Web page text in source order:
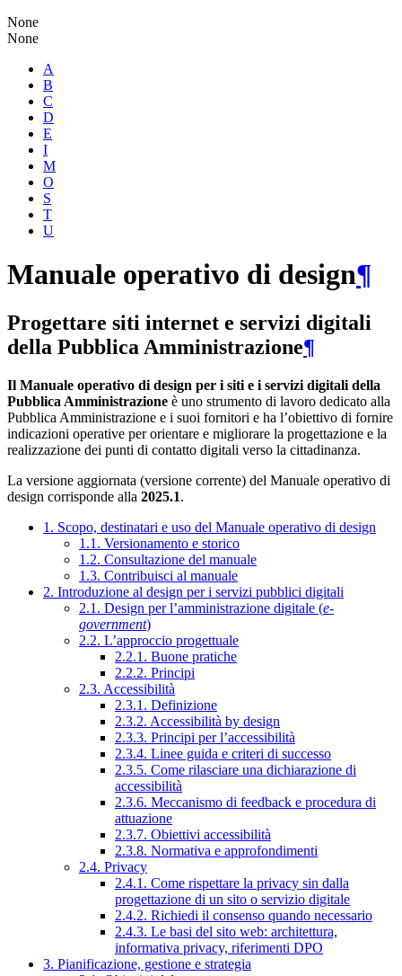
None
None
A
B
C
D
E
I
M
O
S
T
U
Manuale operativo di design¶
Progettare siti internet e servizi digitali
della Pubblica Amministrazione¶
Il Manuale operativo di design per i siti e i servizi digitali della
Pubblica Amministrazione è uno strumento di lavoro dedicato alla
Pubblica Amministrazione e i suoi fornitori e ha l’obiettivo di fornire
indicazioni operative per orientare e migliorare la progettazione e la
realizzazione dei punti di contatto digitali verso la cittadinanza.
La versione aggiornata (versione corrente) del Manuale operativo di
design corrisponde alla 2025.1.
1. Scopo, destinatari e uso del Manuale operativo di design
1.1. Versionamento e storico
1.2. Consultazione del manuale
1.3. Contribuisci al manuale
2. Introduzione al design per i servizi pubblici digitali
2.1. Design per l’amministrazione digitale (e-
government)
2.2. L’approccio progettuale
2.2.1. Buone pratiche
2.2.2. Principi
2.3. Accessibilità
2.3.1. Definizione
2.3.2. Accessibilità by design
2.3.3. Principi per l’accessibilità
2.3.4. Linee guida e criteri di successo
2.3.5. Come rilasciare una dichiarazione di
accessibilità
2.3.6. Meccanismo di feedback e procedura di
attuazione
2.3.7. Obiettivi accessibilità
2.3.8. Normativa e approfondimenti
2.4. Privacy
2.4.1. Come rispettare la privacy sin dalla
progettazione di un sito o servizio digitale
2.4.2. Richiedi il consenso quando necessario
2.4.3. Le basi del sito web: architettura,
informativa privacy, riferimenti DPO
3. Pianificazione, gestione e strategia